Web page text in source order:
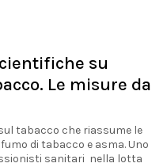
su
Le misure da
tabacco che riassume le
di tabacco e asma. Uno
sanitari nella lotta